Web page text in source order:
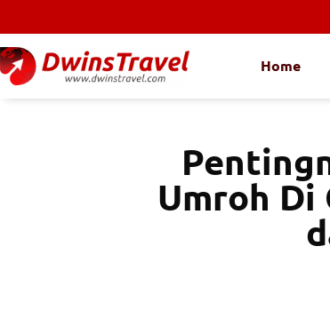
ke
konten
Home
Umroh Di